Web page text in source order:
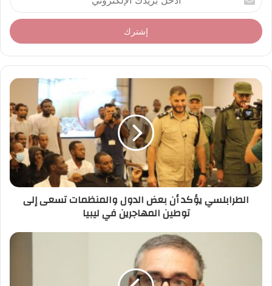
د
خ
ل
ر
د
ا
ل
إ
ل
ك
ت
ر
الطرابلسي يؤكد أن بعض الدول والمنظمات تسعى إلى
توطين المهاجرين في ليبيا